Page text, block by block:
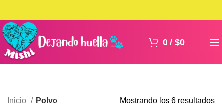
0 / $0
Inicio Polvo Mostrando los 6 resultados